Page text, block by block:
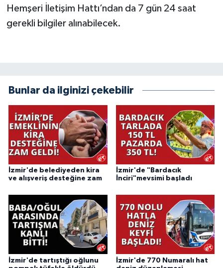
Hemşeri İletişim Hattı’ndan da 7 gün 24 saat
gerekli bilgiler alınabilecek.
Bunlar da ilginizi çekebilir
İzmir'de belediyeden kira
ve alışveriş desteğine zam
İzmir'de "Bardacık
İnciri"mevsimi başladı
İzmir'de tartıştığı oğlunu
İzmir'de 770 Numaralı hat